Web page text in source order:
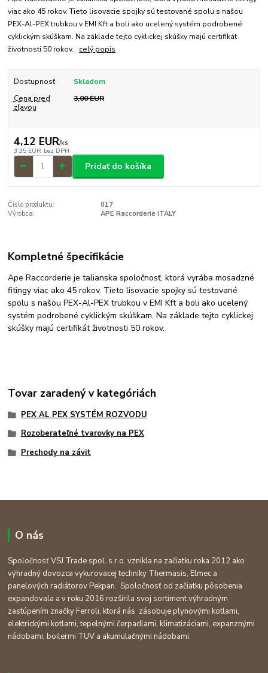
viac ako 45 rokov. Tieto lisovacie spojky sú testované spolu s našou
PEX-Al-PEX trubkou v EMI Kft a boli ako ucelený systém podrobené
cyklickým skúškam. Na základe tejto cyklickej skúšky majú certifikát
životnosti 50 rokov. celý popis
Dostupnosť
Skladom
Cena pred
zľavou
3,00 EUR
4,12 EUR/ks
3,35 EUR bez DPH
Pridať do košíka
Číslo produktu:
017
Výrobca:
APE Raccorderie ITALY
Kompletné špecifikácie
Ape Raccorderie je talianska spoločnosť, ktorá vyrába mosadzné
fitingy viac ako 45 rokov. Tieto lisovacie spojky sú testované
spolu s našou PEX-Al-PEX trubkou v EMI Kft a boli ako ucelený
systém podrobené cyklickým skúškam. Na základe tejto cyklickej
skúšky majú certifikát životnosti 50 rokov.
Tovar zaradený v kategóriách
PEX AL PEX SYSTÉM ROZVODU
Rozoberateľné tvarovky na PEX
Prechody na závit
O nás
Spoločnosť VSJ Trade spol. s.r.o. vznikla na začiatku roka 2012 ako
výhradný dovozca vykurovacej techniky Thermasis, Elmec a
panelových radiátorov Pekpan. Spoločnosť od začiatku pôsobenia
expandovala a v roku 2016 rozšírila svoj sortiment výhradným
zastúpením značky Ferroli, ktorá nás zásobuje plynovými kotlami,
elektrickými kotlami, tepelnými čerpadlami, klimatizáciami, expanznými
nádobami, boilermi TUV a akumulačnými nádobami.